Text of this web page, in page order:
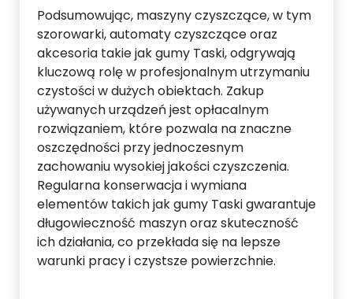
Podsumowując, maszyny czyszczące, w tym
szorowarki, automaty czyszczące oraz
akcesoria takie jak gumy Taski, odgrywają
kluczową rolę w profesjonalnym utrzymaniu
czystości w dużych obiektach. Zakup
używanych urządzeń jest opłacalnym
rozwiązaniem, które pozwala na znaczne
oszczędności przy jednoczesnym
zachowaniu wysokiej jakości czyszczenia.
Regularna konserwacja i wymiana
elementów takich jak gumy Taski gwarantuje
długowieczność maszyn oraz skuteczność
ich działania, co przekłada się na lepsze
warunki pracy i czystsze powierzchnie.